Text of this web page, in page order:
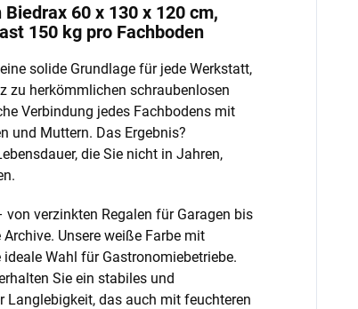
60 x 130 x 120 cm,
150 kg pro Fachboden
solide Grundlage für jede Werkstatt,
zu herkömmlichen schraubenlosen
Verbindung jedes Fachbodens mit
und Muttern. Das Ergebnis?
die Sie nicht in Jahren,
verzinkten Regalen für Garagen bis
Unsere weiße Farbe mit
Wahl für Gastronomiebetriebe.
Sie ein stabiles und
das auch mit feuchteren